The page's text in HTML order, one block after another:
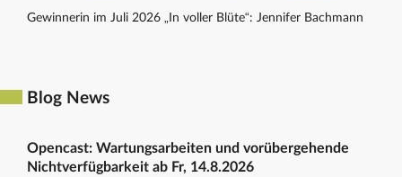
Gewinnerin im Juli 2026 „In voller Blüte“: Jennifer Bachmann
Blog News
Opencast: Wartungsarbeiten und vorübergehende
Nichtverfügbarkeit ab Fr, 14.8.2026